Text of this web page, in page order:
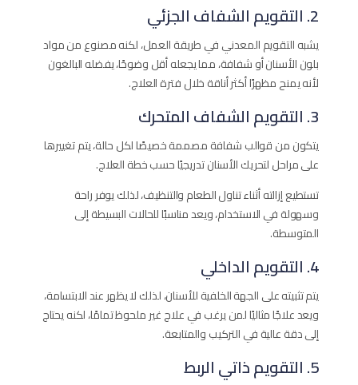
2. التقويم الشفاف الجزئي
يشبه التقويم المعدني في طريقة العمل، لكنه مصنوع من مواد
بلون الأسنان أو شفافة، مما يجعله أقل وضوحًا، يفضله البالغون
لأنه يمنح مظهرًا أكثر أناقة خلال فترة العلاج.
3. التقويم الشفاف المتحرك
يتكون من قوالب شفافة مصممة خصيصًا لكل حالة، يتم تغييرها
على مراحل لتحريك الأسنان تدريجيًا حسب خطة العلاج.
تستطيع إزالته أثناء تناول الطعام والتنظيف، لذلك يوفر راحة
وسهولة في الاستخدام، ويعد مناسبًا للحالات البسيطة إلى
المتوسطة.
4. التقويم الداخلي
يتم تثبيته على الجهة الخلفية للأسنان، لذلك لا يظهر عند الابتسامة،
ويعد علاجًا مثاليًا لمن يرغب في علاج غير ملحوظ تمامًا، لكنه يحتاج
إلى دقة عالية في التركيب والمتابعة.
5. التقويم ذاتي الربط